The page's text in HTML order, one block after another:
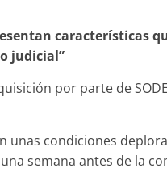
características
judicial”
por parte de
unas condiciones
semana antes de la